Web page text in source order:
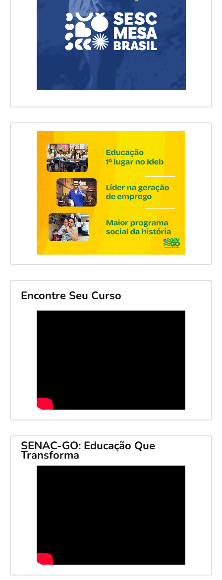
Encontre Seu Curso
SENAC-GO: Educação Que
Transforma